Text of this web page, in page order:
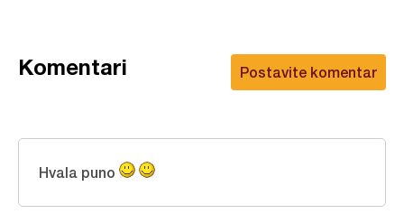
Postavite komentar
Komentari
Hvala puno